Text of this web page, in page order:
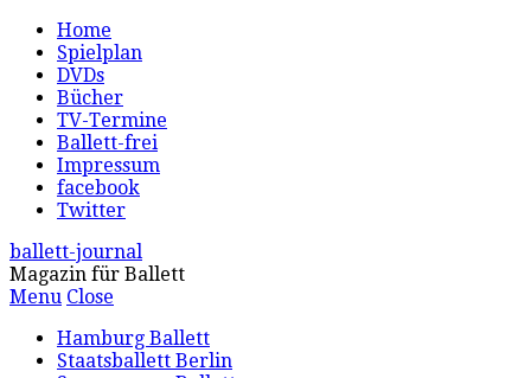
Home
Spielplan
DVDs
Bücher
TV-Termine
Ballett-frei
Impressum
facebook
Twitter
ballett-journal
Magazin für Ballett
Menu Close
Hamburg Ballett
Staatsballett Berlin